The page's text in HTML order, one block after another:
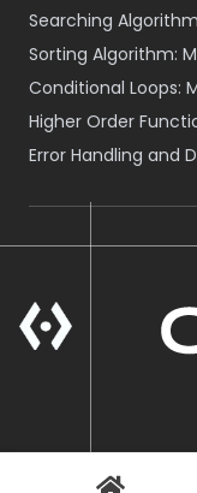
Searching
Sorting Algorithm:
Conditional Loops:
Higher Order
Error Handling and